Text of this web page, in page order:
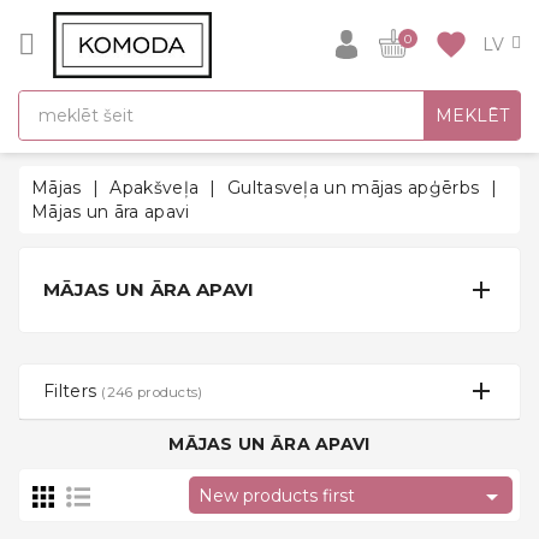
CATEGORY
DĀVANU
IDEJAS
SUPER
SALE!
SEZONAS
HITI
UZ
SKOLU
favorite
0
MEKLĒT
Mājas Apakšveļa
Gultasveļa un mājas apģērbs
Mājas un āra apavi
MĀJAS UN ĀRA APAVI 
Filters (246 products)
MĀJAS UN ĀRA APAVI
New products first 